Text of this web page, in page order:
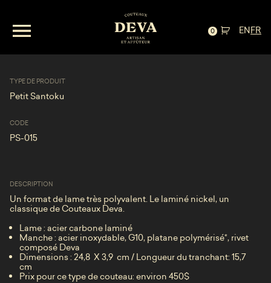
0 ENFR
Petit Santoku — acier laminé et platane
TYPE DE PRODUIT
Petit Santoku
CODE
PS-015
DESCRIPTION
Un format de lame très polyvalent. Le laminé nickel, un
classique de Couteaux Deva.
Lame : acier carbone laminé
Manche : acier inoxydable, G10, platane polymérisé*, rivet
composé Deva
Dimensions : 24,8 X 3,9 cm / Longueur du tranchant: 15,7
cm
Prix pour ce type de couteau: environ 450$